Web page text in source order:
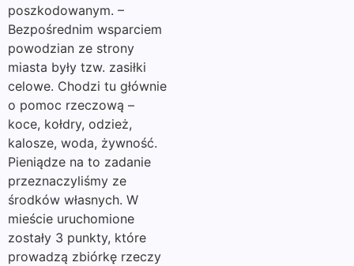
poszkodowanym. –
Bezpośrednim wsparciem
powodzian ze strony
miasta były tzw. zasiłki
celowe. Chodzi tu głównie
o pomoc rzeczową –
koce, kołdry, odzież,
kalosze, woda, żywność.
Pieniądze na to zadanie
przeznaczyliśmy ze
środków własnych. W
mieście uruchomione
zostały 3 punkty, które
prowadzą zbiórkę rzeczy